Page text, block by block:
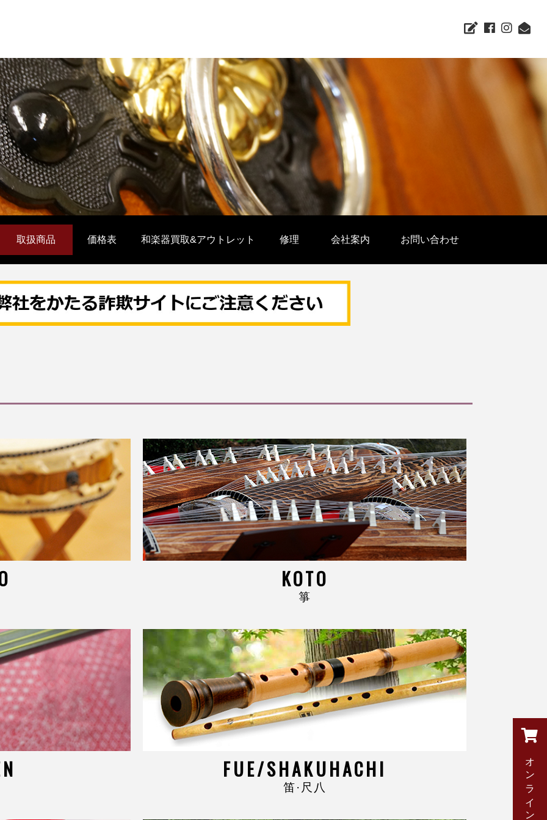
取扱商品 価格表 和楽器買取&アウトレット 修理 会社案内 お問い合わせ
KOTO
箏
FUE/SHAKUHACHI
笛·尺八